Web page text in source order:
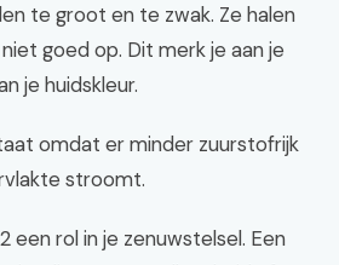
te groot en te zwak. Ze halen
goed op. Dit merk je aan je
je huidskleur.
omdat er minder zuurstofrijk
stroomt.
een rol in je zenuwstelsel. Een